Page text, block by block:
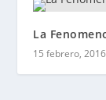
La
15 febrero, 2016